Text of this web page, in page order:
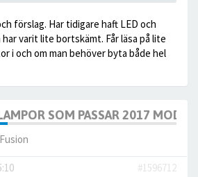
förslag. Har tidigare haft LED och
har varit lite bortskämt. Får läsa på lite
i och om man behöver byta både hel
SOM PASSAR 2017
#1596712